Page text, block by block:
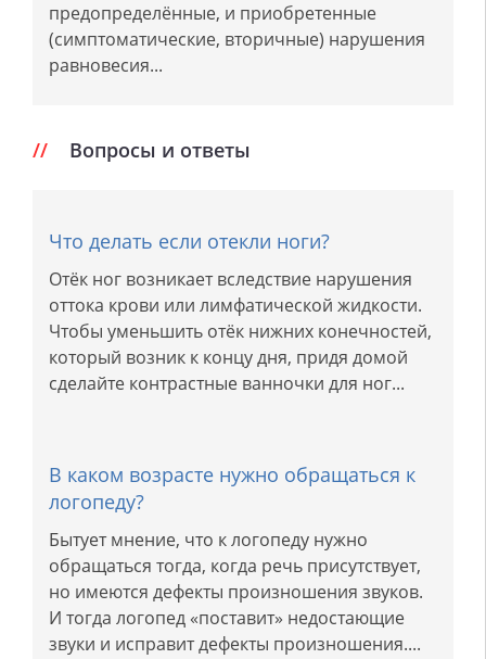
предопределённые, и приобретенные
(симптоматические, вторичные) нарушения
равновесия...
Вопросы и ответы
Что делать если отекли ноги?
Отёк ног возникает вследствие нарушения
оттока крови или лимфатической жидкости.
Чтобы уменьшить отёк нижних конечностей,
который возник к концу дня, придя домой
сделайте контрастные ванночки для ног...
В каком возрасте нужно обращаться к
логопеду?
Бытует мнение, что к логопеду нужно
обращаться тогда, когда речь присутствует,
но имеются дефекты произношения звуков.
И тогда логопед «поставит» недостающие
звуки и исправит дефекты произношения....